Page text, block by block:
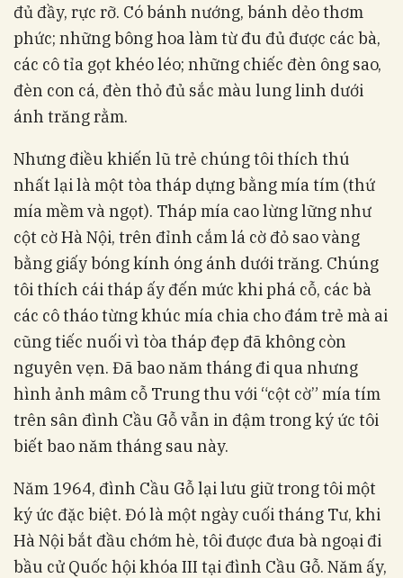
đủ đầy, rực rỡ. Có bánh nướng, bánh dẻo thơm
phức; những bông hoa làm từ đu đủ được các bà,
các cô tỉa gọt khéo léo; những chiếc đèn ông sao,
đèn con cá, đèn thỏ đủ sắc màu lung linh dưới
ánh trăng rằm.
Nhưng điều khiến lũ trẻ chúng tôi thích thú
nhất lại là một tòa tháp dựng bằng mía tím (thứ
mía mềm và ngọt). Tháp mía cao lừng lững như
cột cờ Hà Nội, trên đỉnh cắm lá cờ đỏ sao vàng
bằng giấy bóng kính óng ánh dưới trăng. Chúng
tôi thích cái tháp ấy đến mức khi phá cỗ, các bà
các cô tháo từng khúc mía chia cho đám trẻ mà ai
cũng tiếc nuối vì tòa tháp đẹp đã không còn
nguyên vẹn. Đã bao năm tháng đi qua nhưng
hình ảnh mâm cỗ Trung thu với “cột cờ” mía tím
trên sân đình Cầu Gỗ vẫn in đậm trong ký ức tôi
biết bao năm tháng sau này.
Năm 1964, đình Cầu Gỗ lại lưu giữ trong tôi một
ký ức đặc biệt. Đó là một ngày cuối tháng Tư, khi
Hà Nội bắt đầu chớm hè, tôi được đưa bà ngoại đi
bầu cử Quốc hội khóa III tại đình Cầu Gỗ. Năm ấy,